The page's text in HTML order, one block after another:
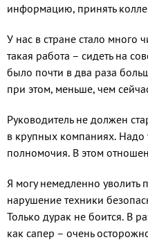
информацию, принять
У нас в стране стало много
такая работа – сидеть на
было почти в два раза
при этом, меньше, чем
Руководитель не должен
в крупных компаниях. Надо
полномочия. В этом
Я могу немедленно уволить
нарушение техники
Только дурак не боится. В
как сапер – очень